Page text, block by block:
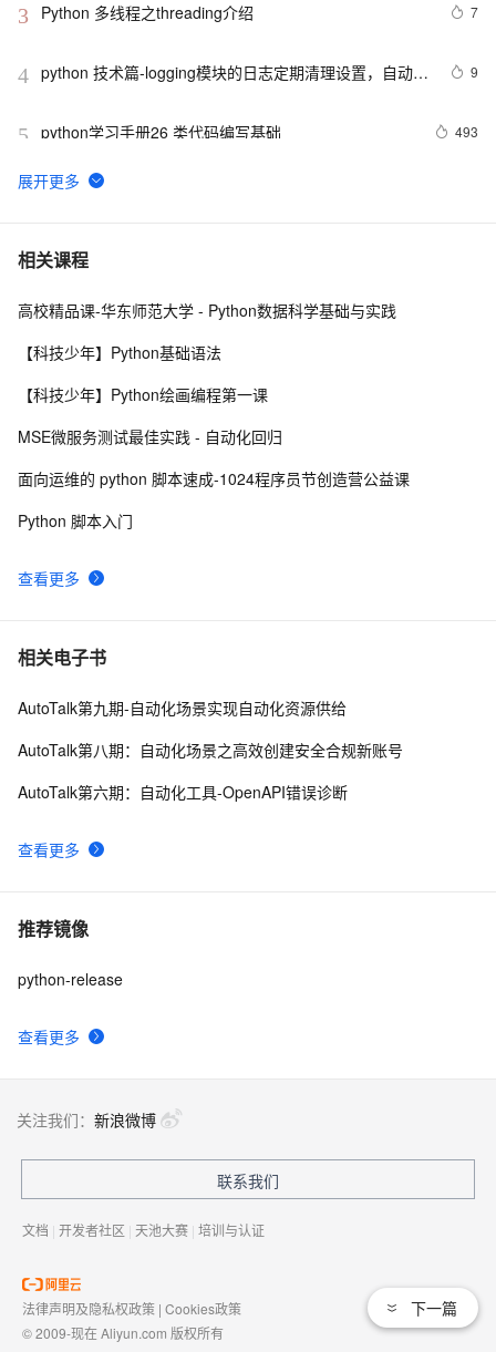
3 Python 多线程之threading介绍 7
4 python 技术篇-logging模块的日志定期清理设置，自动清
9
5 python学习手册26 类代码编写基础 493
6
AIGC革新，将文字或者LOGO融入AI视频基于PIKA-
7 Python继承及方法解析顺序（MRO）详解 | 示例与
8 python高阶函数和匿名函数
10Python：使用PyJWT实现JSON Web Tokens加密解密
相关课程
查看更多
高校精品课-华东师范大学 - Python数据科学基础与实践
【科技少年】Python基础语法
【科技少年】Python绘画编程第一课
MSE微服务测试最佳实践 - 自动化回归
面向运维的 python 脚本速成-1024程序员节创造营公益课
Python 脚本入门
相关电子书
查看更多
AutoTalk第九期-自动化场景实现自动化资源供给
AutoTalk第八期：自动化场景之高效创建安全合规新账号
AutoTalk第六期：自动化工具-OpenAPI错误诊断
推荐镜像
查看更多
python-release
下一篇
关注我们： 新浪微博
联系我们
文档 | 开发者社区 | 天池大赛 | 培训与认证
法律声明及隐私权政策 | Cookies政策
© 2009-现在 Aliyun.com 版权所有